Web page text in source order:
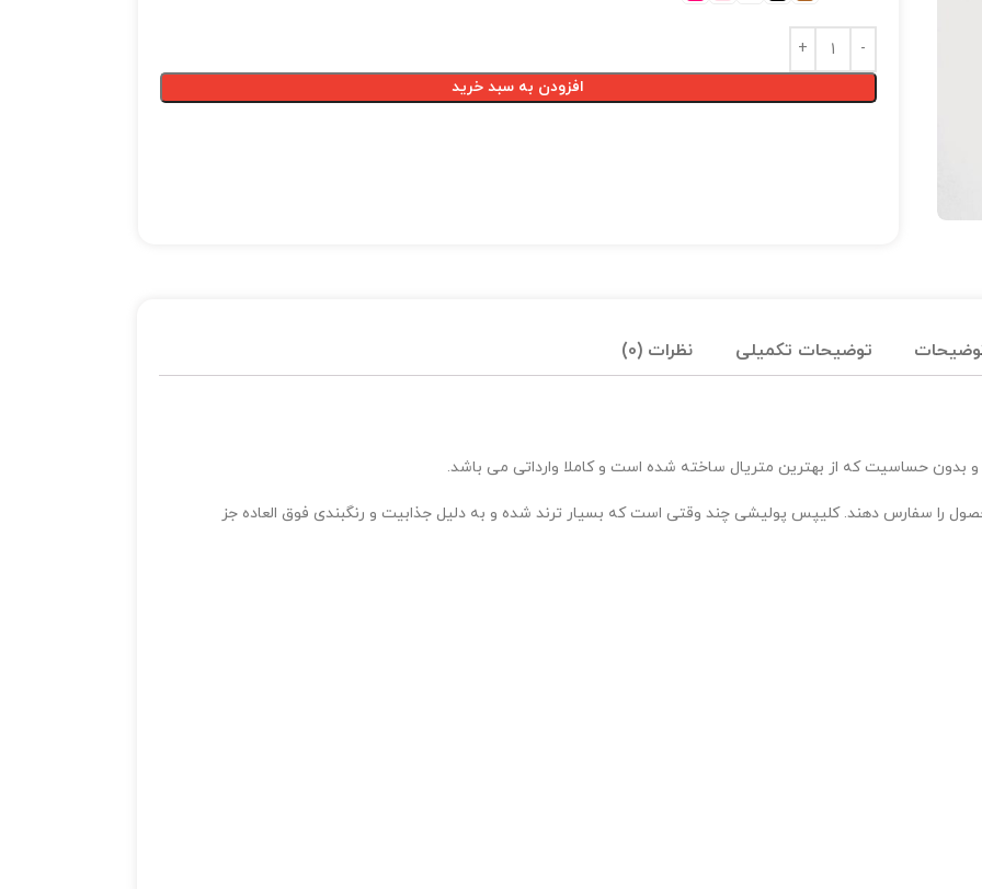
افزودن به سبد خرید
توضیحات تکمیلی نظرات (0)
حساسیت که از بهترین متریال ساخته شده است و کاملا وارداتی می باشد.
را سفارس دهند. کلیپس پولیشی چند وقتی است که بسیار ترند شده و به دلیل جذابیت و رنگبندی فوق العاده جز